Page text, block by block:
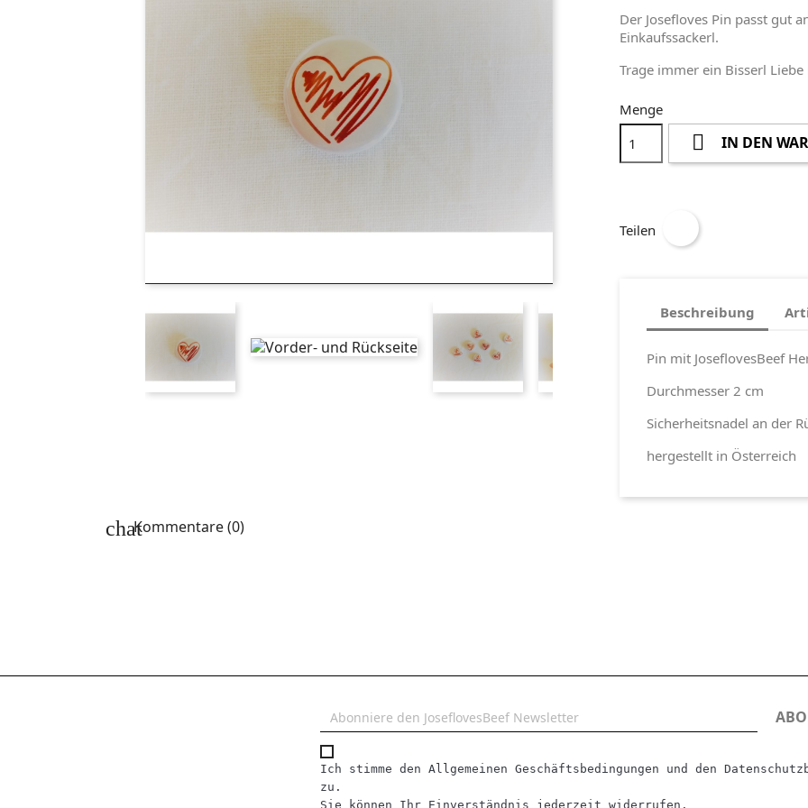
Der Josefloves Pin passt gut
Einkaufssackerl.
Trage immer ein Bisserl
Menge
 IN DEN
Teilen
Beschreibung
Pin mit JoseflovesBeef
Durchmesser 2 cm
Sicherheitsnadel an der
hergestellt in Österreich
chatKommentare (0)
Ich stimme den Allgemeinen Geschäftsbedingungen und den
zu.
Sie können Ihr Einverständnis jederzeit widerrufen.